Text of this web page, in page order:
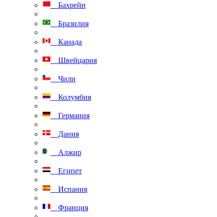
Бахрейн
Бразилия
Канада
Швейцария
Чили
Колумбия
Германия
Дания
Алжир
Египет
Испания
Франция